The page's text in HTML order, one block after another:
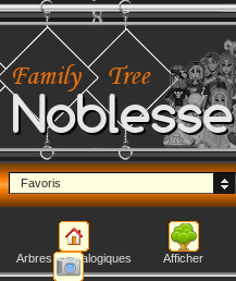
Noblesse
Favoris
Arbres généalogiques Afficher